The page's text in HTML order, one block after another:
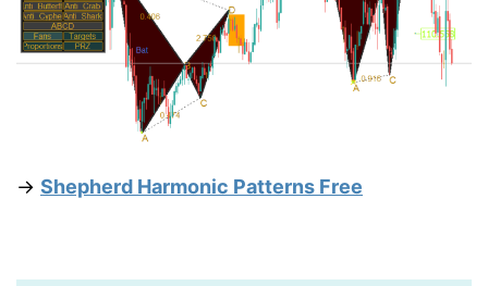
→ Shepherd Harmonic Patterns Free